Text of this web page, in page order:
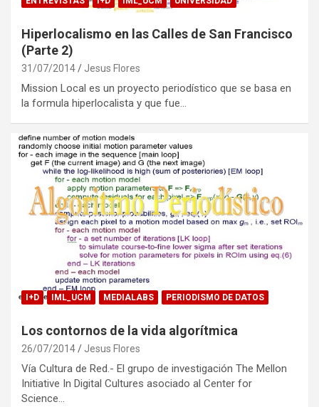
Hiperlocalismo en las Calles de San Francisco
(Parte 2)
31/07/2014 Jesus Flores
Mission Local es un proyecto periodístico que se basa en
la formula hiperlocalista y que fue…
I+D IML_UCM MEDIALABS PERIODISMO DE DATOS
Los contornos de la vida algorítmica
26/07/2014 Jesus Flores
Vía Cultura de Red.- El grupo de investigación The Mellon
Initiative In Digital Cultures asociado al Center for
Science…